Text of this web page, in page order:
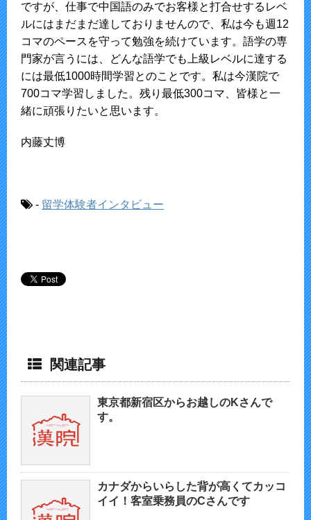
ですが、仕事で中国語のみでお客様と打合せするレベ
ルにはまだまだ達しておりませんので、私は今も週12
コマのペースを守って勉強を続けています。語学の専
門家が言うには、どんな語学でも上級レベルに達する
には最低1000時間学習とのことです。私は今漢院で
700コマ学習しました。残り最低300コマ、皆様と一
緒に頑張りたいと思います。
内藤丈博
- 留学体験者インタビュー
関連記事
東京都新宿区からお越しのKさんで
す。
カナダからいらした背が高くてカッコ
イイ！客室乗務員のCさんです